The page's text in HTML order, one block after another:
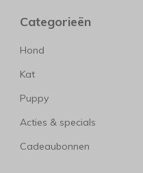
Categorieën
Hond
Kat
Puppy
Acties & specials
Cadeaubonnen